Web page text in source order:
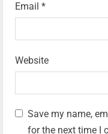
Email *
Website
Save my name,
for the next time I